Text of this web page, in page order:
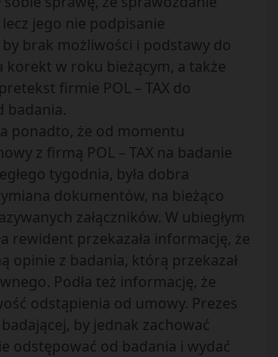
lecz jego nie podpisanie
brak możliwości i podstawy do
korekt w roku bieżącym, a także
firmie POL – TAX do
badania.
ponadto, że od momentu
z firmą POL – TAX na badanie
tygodnia, była dobra
dokumentów, na bieżąco
załączników. W ubiegłym
rewident przekazała informację, że
opinie z badania, którą przekazał
Podła też informację, że
odstąpienia od umowy. Prezes
by jednak zachować
odstępować od badania i wydać